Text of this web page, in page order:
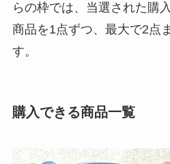
らの枠では、当選された購
商品を1点ずつ、最大で2点
す。
購入できる商品一覧